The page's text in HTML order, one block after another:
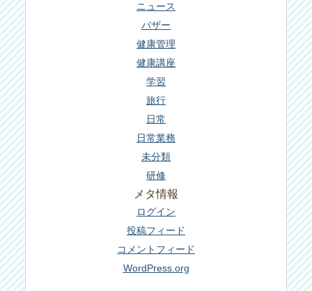
ニュース
バザー
健康管理
健康講座
学習
旅行
日常
日常業務
未分類
研修
メタ情報
ログイン
投稿フィード
コメントフィード
WordPress.org